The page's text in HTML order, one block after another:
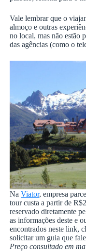
Vale lembrar que o
almoço e outras
no local, mas não estão
das agências (como o
Na Viator, empresa
tour custa a partir de
reservado diretamente
as informações deste e
encontrados neste link,
solicitar um guia que
Preço consultado em